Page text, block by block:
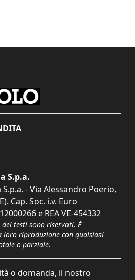
S.p.a.
- Via Alessandro Poerio,
Cap. Soc. i.v. Euro
e REA VE-454332
testi sono riservati. È
loro riproduzione con qualsiasi
o parziale.
o domanda, il nostro